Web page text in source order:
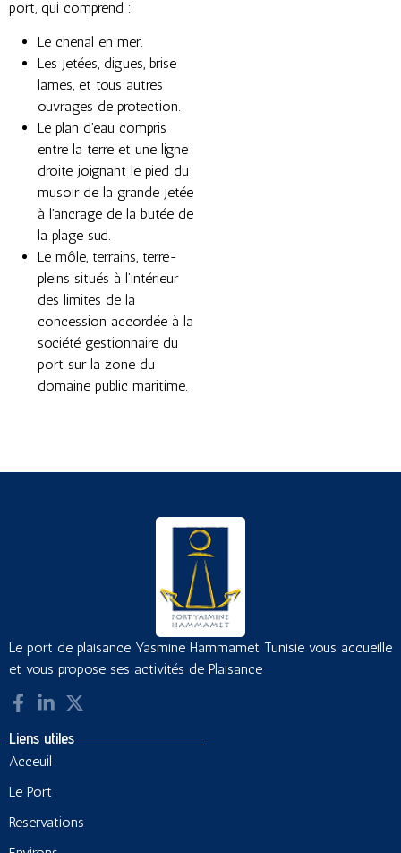
port, qui comprend :
Le chenal en mer.
Les jetées, digues, brise
lames, et tous autres
ouvrages de protection.
Le plan d’eau compris
entre la terre et une ligne
droite joignant le pied du
musoir de la grande jetée
à l’ancrage de la butée de
la plage sud.
Le môle, terrains, terre-
pleins situés à l’intérieur
des limites de la
concession accordée à la
société gestionnaire du
port sur la zone du
domaine public maritime.
Le port de plaisance Yasmine Hammamet Tunisie vous accueille
et vous propose ses activités de Plaisance
Liens utiles
Acceuil
Le Port
Reservations